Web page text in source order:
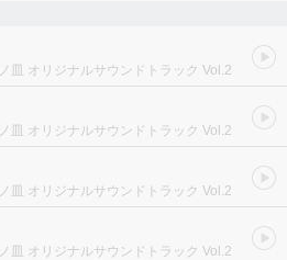
皿 オリジナルサウンドトラック Vol.2
皿 オリジナルサウンドトラック Vol.2
皿 オリジナルサウンドトラック Vol.2
皿 オリジナルサウンドトラック Vol.2